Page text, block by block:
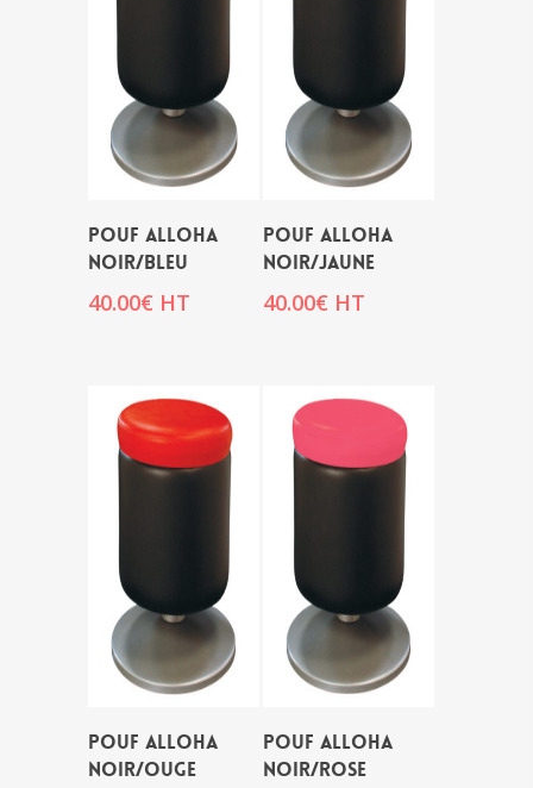
POUF ALLOHA
NOIR/BLEU
40.00€ HT
POUF ALLOHA
NOIR/JAUNE
40.00€ HT
POUF ALLOHA
NOIR/OUGE
POUF ALLOHA
NOIR/ROSE